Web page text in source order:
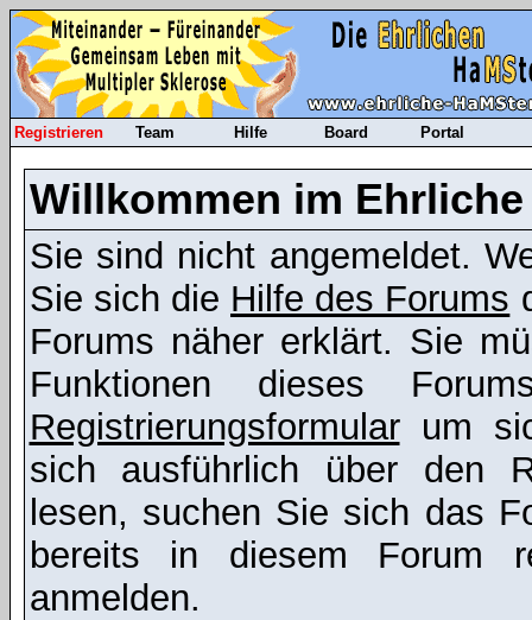
Registrieren Team Hilfe Board Portal
Willkommen im
Sie sind nicht angemeldet.
Sie sich die Hilfe des Forums
Forums näher erklärt. Sie
Funktionen dieses
Registrierungsformularum
sich ausführlich über den
lesen, suchen Sie sich das
bereits in diesem Forum
anmelden.